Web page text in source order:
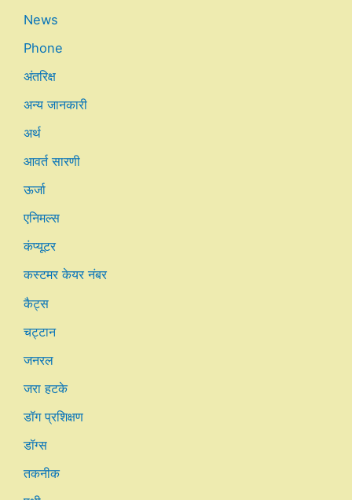
News
Phone
अंतरिक्ष
अन्य जानकारी
अर्थ
आवर्त सारणी
ऊर्जा
एनिमल्स
कंप्यूटर
कस्टमर केयर नंबर
कैट्स
चट्टान
जनरल
जरा हटके
डॉग प्रशिक्षण
डॉग्स
तकनीक